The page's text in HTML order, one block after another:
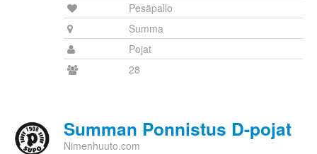
Pesäpallo
Summa
Pojat
28
Summan Ponnistus D-pojat
Nimenhuuto.com